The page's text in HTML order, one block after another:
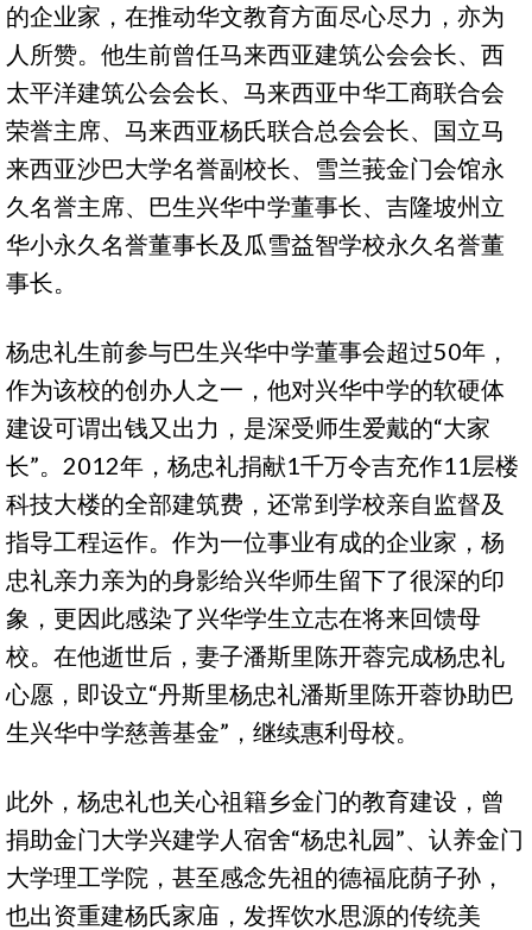
的企业家，在推动华文教育方面尽心尽力，亦为
人所赞。他生前曾任马来西亚建筑公会会长、西
太平洋建筑公会会长、马来西亚中华工商联合会
荣誉主席、马来西亚杨氏联合总会会长、国立马
来西亚沙巴大学名誉副校长、雪兰莪金门会馆永
久名誉主席、巴生兴华中学董事长、吉隆坡州立
华小永久名誉董事长及瓜雪益智学校永久名誉董
事长。
杨忠礼生前参与巴生兴华中学董事会超过50年，
作为该校的创办人之一，他对兴华中学的软硬体
建设可谓出钱又出力，是深受师生爱戴的“大家
长”。2012年，杨忠礼捐献1千万令吉充作11层楼
科技大楼的全部建筑费，还常到学校亲自监督及
指导工程运作。作为一位事业有成的企业家，杨
忠礼亲力亲为的身影给兴华师生留下了很深的印
象，更因此感染了兴华学生立志在将来回馈母
校。在他逝世后，妻子潘斯里陈开蓉完成杨忠礼
心愿，即设立“丹斯里杨忠礼潘斯里陈开蓉协助巴
生兴华中学慈善基金”，继续惠利母校。
此外，杨忠礼也关心祖籍乡金门的教育建设，曾
捐助金门大学兴建学人宿舍“杨忠礼园”、认养金门
大学理工学院，甚至感念先祖的德福庇荫子孙，
也出资重建杨氏家庙，发挥饮水思源的传统美